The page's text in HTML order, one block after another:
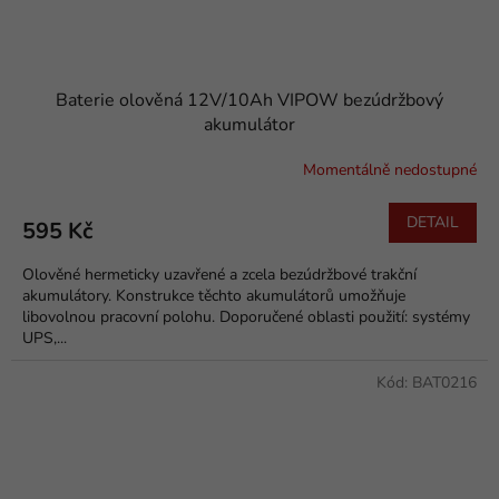
Baterie olověná 12V/10Ah VIPOW bezúdržbový
akumulátor
Momentálně nedostupné
595 Kč DETAIL
Olověné hermeticky uzavřené a zcela bezúdržbové trakční
akumulátory. Konstrukce těchto akumulátorů umožňuje
libovolnou pracovní polohu. Doporučené oblasti použití: systémy
UPS,...
Kód: BAT0216